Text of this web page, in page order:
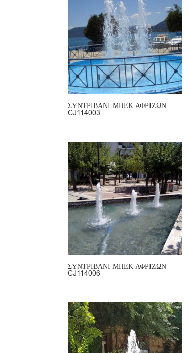
ΣΥΝΤΡΙΒΑΝΙ ΜΠΕΚ ΑΦΡΙΖΩΝ
CJ114003
ΣΥΝΤΡΙΒΑΝΙ ΜΠΕΚ ΑΦΡΙΖΩΝ
CJ114006